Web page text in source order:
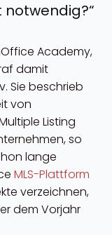
Academy,
damit
Sie beschrieb
von
Listing
so
lange
MLS-Plattform
verzeichnen,
dem Vorjahr